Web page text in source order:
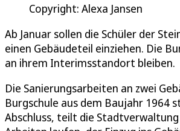
Copyright: Alexa Jansen
Ab Januar sollen die Schüler der
einen Gebäudeteil einziehen. Die
an ihrem Interimsstandort bleiben.
Die Sanierungsarbeiten an zwei
Burgschule aus dem Baujahr 1964
Abschluss, teilt die